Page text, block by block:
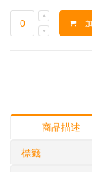
商品描述
標籤